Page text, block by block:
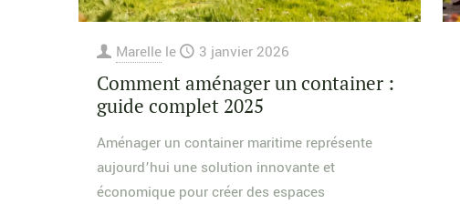
Marelle le 3 janvier 2026
Comment aménager un container :
guide complet 2025
Aménager un container maritime représente
aujourd’hui une solution innovante et
économique pour créer des espaces